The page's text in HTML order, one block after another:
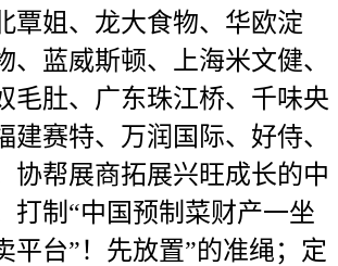
覃姐、龙大食物、华欧淀
、蓝威斯顿、上海米文健、
毛肚、广东珠江桥、千味央
建赛特、万润国际、好侍、
协帮展商拓展兴旺成长的中
打制“中国预制菜财产一坐
平台”！先放置”的准绳；定